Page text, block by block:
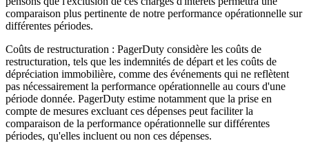
comparaison plus pertinente de notre performance opérationnelle sur
différentes périodes.
Coûts de restructuration : PagerDuty considère les coûts de
restructuration, tels que les indemnités de départ et les coûts de
dépréciation immobilière, comme des événements qui ne reflètent
pas nécessairement la performance opérationnelle au cours d'une
période donnée. PagerDuty estime notamment que la prise en
compte de mesures excluant ces dépenses peut faciliter la
comparaison de la performance opérationnelle sur différentes
périodes, qu'elles incluent ou non ces dépenses.